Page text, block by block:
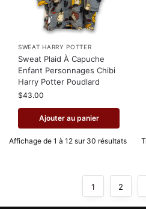
SWEAT HARRY POTTER
Sweat Plaid À Capuche
Enfant Personnages Chibi
Harry Potter Poudlard
$43.00
Ajouter au panier
Affichage de 1 à 12 sur 30 résultats
1 2